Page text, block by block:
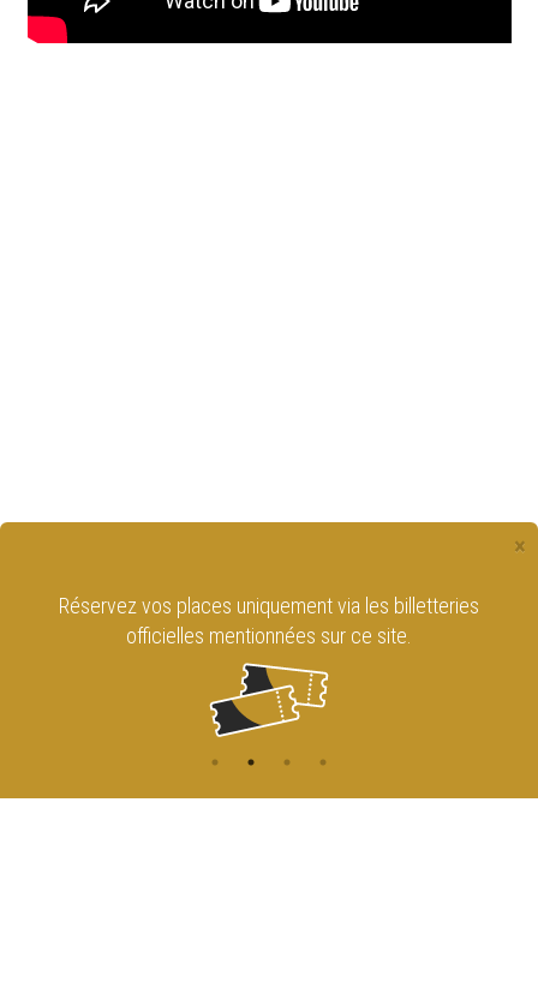
×
Réservez vos places uniquement via les billetteries
officielles mentionnées sur ce site.